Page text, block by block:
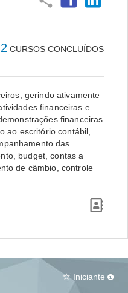
2 CURSOS CONCLUÍDOS
gerindo ativamente
financeiras e
financeiras
ao escritório contábil,
das
budget, contas a
de câmbio, controle
star_border Iniciante